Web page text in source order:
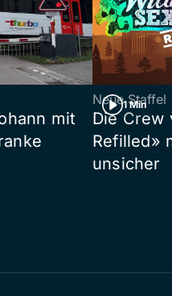
mit
1 Min
Neue Staffel
Die Crew
Refilled»
unsicher